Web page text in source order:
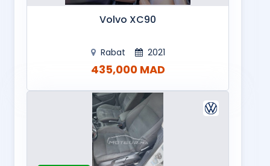
Volvo XC90
Rabat 2021
435,000 MAD